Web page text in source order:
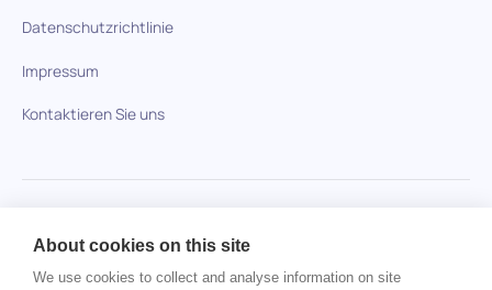
Datenschutzrichtlinie
Impressum
Kontaktieren Sie uns
HiPeople im Vergleich
Keine Artikel gefunden.
About cookies on this site
We use cookies to collect and analyse information on site